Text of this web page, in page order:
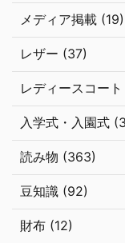
メディア掲載 (19)
レザー (37)
レディースコー
入学式・入園式
読み物 (363)
豆知識 (92)
財布 (12)